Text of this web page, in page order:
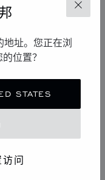
关闭
址。您正在浏
位置？
STATES
问
制表艺术中的柔美
固特性相结合的腕